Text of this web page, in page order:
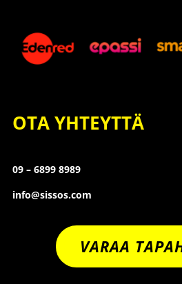
OTA YHTEYTTÄ
09 – 6899 8989
info@sissos.com
VARAA